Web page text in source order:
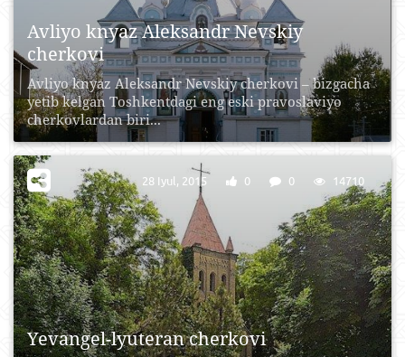
Avliyo knyaz Aleksandr Nevskiy
cherkovi
Avliyo knyaz Aleksandr Nevskiy cherkovi – bizgacha
yetib kelgan Toshkentdagi eng eski pravoslaviyo
cherkovlardan biri...
Yevangel-lyuteran cherkovi
28 Iyul, 2015 0 0 14710